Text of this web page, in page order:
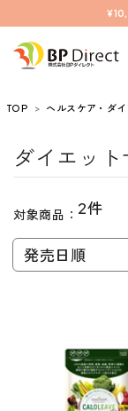
TOP ヘルスケア・ダイ
ダイエット
対象商品： 2件
発売日順